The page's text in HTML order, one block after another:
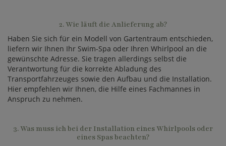
2. Wie läuft die Anlieferung ab?
Haben Sie sich für ein Modell von Gartentraum entschieden,
liefern wir Ihnen Ihr Swim-Spa oder Ihren Whirlpool an die
gewünschte Adresse. Sie tragen allerdings selbst die
Verantwortung für die korrekte Abladung des
Transportfahrzeuges sowie den Aufbau und die Installation.
Hier empfehlen wir Ihnen, die Hilfe eines Fachmannes in
Anspruch zu nehmen.
3. Was muss ich bei der Installation eines Whirlpools oder
eines Spas beachten?